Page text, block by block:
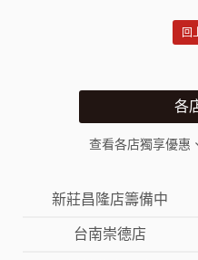
回
各
查看各店獨享優惠
新莊昌隆店籌備中
台南崇德店